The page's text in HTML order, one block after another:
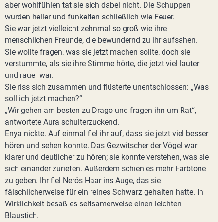
aber wohlfühlen tat sie sich dabei nicht. Die Schuppen
wurden heller und funkelten schließlich wie Feuer.
Sie war jetzt vielleicht zehnmal so groß wie ihre
menschlichen Freunde, die bewundernd zu ihr aufsahen.
Sie wollte fragen, was sie jetzt machen sollte, doch sie
verstummte, als sie ihre Stimme hörte, die jetzt viel lauter
und rauer war.
Sie riss sich zusammen und flüsterte unentschlossen: „Was
soll ich jetzt machen?“
„Wir gehen am besten zu Drago und fragen ihn um Rat“,
antwortete Aura schulterzuckend.
Enya nickte. Auf einmal fiel ihr auf, dass sie jetzt viel besser
hören und sehen konnte. Das Gezwitscher der Vögel war
klarer und deutlicher zu hören; sie konnte verstehen, was sie
sich einander zuriefen. Außerdem schien es mehr Farbtöne
zu geben. Ihr fiel Nerós Haar ins Auge, das sie
fälschlicherweise für ein reines Schwarz gehalten hatte. In
Wirklichkeit besaß es seltsamerweise einen leichten
Blaustich.